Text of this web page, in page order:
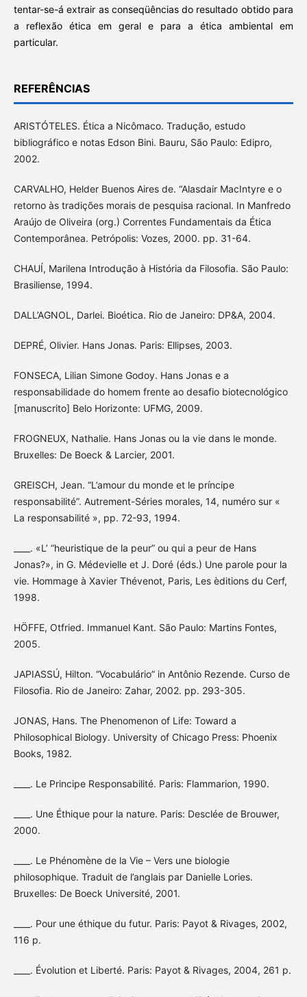
tentar-se-á extrair as conseqüências do resultado obtido para
a reflexão ética em geral e para a ética ambiental em
particular.
REFERÊNCIAS
ARISTÓTELES. Ética a Nicômaco. Tradução, estudo
bibliográfico e notas Edson Bini. Bauru, São Paulo: Edipro,
2002.
CARVALHO, Helder Buenos Aires de. “Alasdair MacIntyre e o
retorno às tradições morais de pesquisa racional. In Manfredo
Araújo de Oliveira (org.) Correntes Fundamentais da Ética
Contemporânea. Petrópolis: Vozes, 2000. pp. 31-64.
CHAUÍ, Marilena Introdução à História da Filosofia. São Paulo:
Brasiliense, 1994.
DALL’AGNOL, Darlei. Bioética. Rio de Janeiro: DP&A, 2004.
DEPRÉ, Olivier. Hans Jonas. Paris: Ellipses, 2003.
FONSECA, Lilian Simone Godoy. Hans Jonas e a
responsabilidade do homem frente ao desafio biotecnológico
[manuscrito] Belo Horizonte: UFMG, 2009.
FROGNEUX, Nathalie. Hans Jonas ou la vie dans le monde.
Bruxelles: De Boeck & Larcier, 2001.
GREISCH, Jean. “L’amour du monde et le príncipe
responsabilité”. Autrement-Séries morales, 14, numéro sur «
La responsabilité », pp. 72-93, 1994.
____. «L’ “heuristique de la peur” ou qui a peur de Hans
Jonas?», in G. Médevielle et J. Doré (éds.) Une parole pour la
vie. Hommage à Xavier Thévenot, Paris, Les èditions du Cerf,
1998.
HÖFFE, Otfried. Immanuel Kant. São Paulo: Martins Fontes,
2005.
JAPIASSÚ, Hilton. “Vocabulário” in Antônio Rezende. Curso de
Filosofia. Rio de Janeiro: Zahar, 2002. pp. 293-305.
JONAS, Hans. The Phenomenon of Life: Toward a
Philosophical Biology. University of Chicago Press: Phoenix
Books, 1982.
____. Le Principe Responsabilité. Paris: Flammarion, 1990.
____. Une Éthique pour la nature. Paris: Desclée de Brouwer,
2000.
____. Le Phénomène de la Vie – Vers une biologie
philosophique. Traduit de l’anglais par Danielle Lories.
Bruxelles: De Boeck Université, 2001.
____. Pour une éthique du futur. Paris: Payot & Rivages, 2002,
116 p.
____. Évolution et Liberté. Paris: Payot & Rivages, 2004, 261 p.